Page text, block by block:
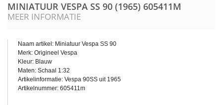
MINIATUUR VESPA SS 90 (1965) 605411M
MEER INFORMATIE
Naam artikel: Miniatuur Vespa SS 90
Merk: Origineel Vespa
Kleur: Blauw
Maten: Schaal 1:32
Artikelinformatie: Vespa 90SS uit 1965
Artikelnummer: 605411m